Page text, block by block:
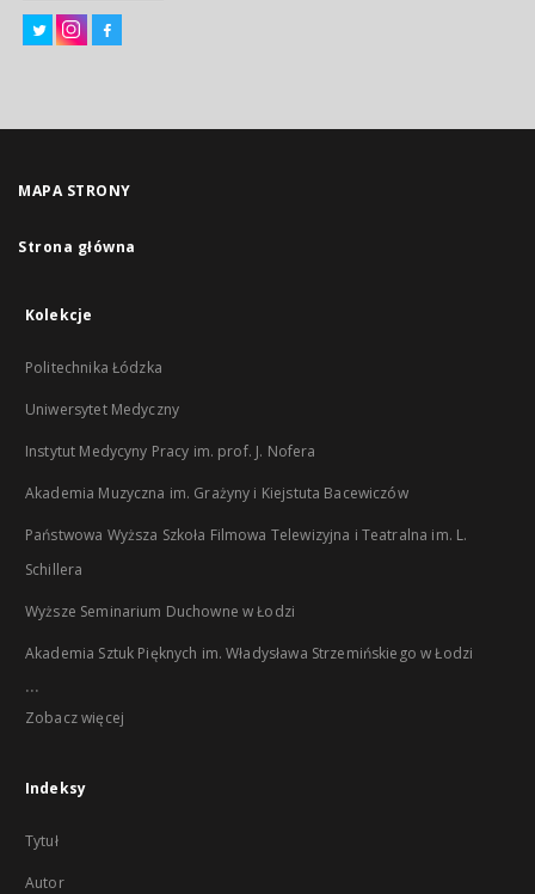
MAPA STRONY
Strona główna
Kolekcje
Politechnika Łódzka
Uniwersytet Medyczny
Instytut Medycyny Pracy im. prof. J. Nofera
Akademia Muzyczna im. Grażyny i Kiejstuta Bacewiczów
Państwowa Wyższa Szkoła Filmowa Telewizyjna i Teatralna im. L.
Schillera
Wyższe Seminarium Duchowne w Łodzi
Akademia Sztuk Pięknych im. Władysława Strzemińskiego w Łodzi
...
Zobacz więcej
Indeksy
Tytuł
Autor